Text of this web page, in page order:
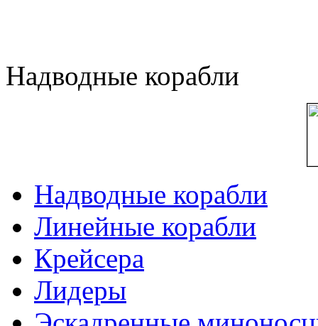
Надводные корабли
Надводные корабли
Линейные корабли
Крейсера
Лидеры